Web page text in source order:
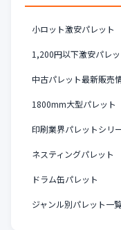
小ロット激安パレット
1,200円以下激安パレッ
中古パレット最新販売
1800mm大型パレット
印刷業界パレットシリ
ネスティングパレット
ドラム缶パレット
ジャンル別パレット一